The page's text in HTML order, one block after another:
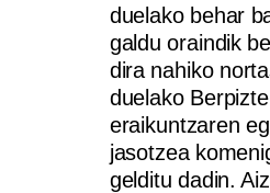
duelako behar
galdu oraindik
dira nahiko
duelako
eraikuntzaren
jasotzea
gelditu dadin.